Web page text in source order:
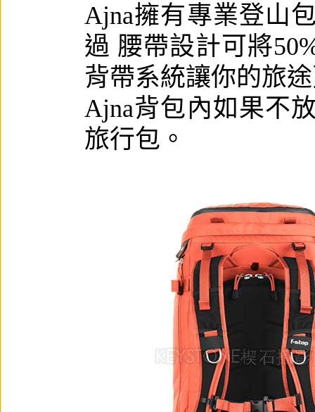
Ajna擁有專業登山
過 腰帶設計可將
背帶系統讓你的旅
Ajna背包內如果不
旅行包。